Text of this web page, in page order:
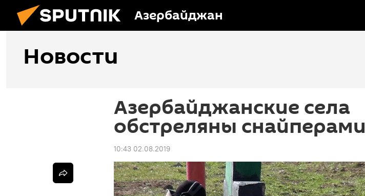
Азербайджан
Новости
Азербайджанские села
обстреляны снайперами
10:43 02.08.2019